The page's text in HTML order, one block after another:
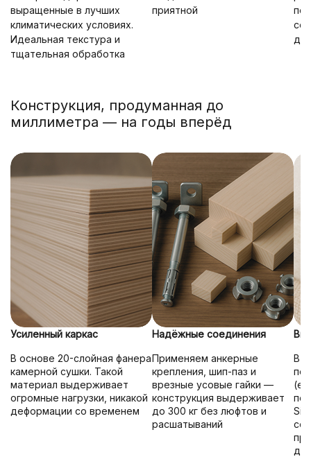
выращенные в лучших
климатических условиях.
Идеальная текстура и
тщательная обработка
приятной
Конструкция, продуманная до
миллиметра — на годы вперёд
Усиленный каркас
В основе 20-слойная фанера
камерной сушки. Такой
материал выдерживает
огромные нагрузки, никакой
деформации со временем
Надёжные соединения
Применяем анкерные
крепления, шип-паз и
врезные усовые гайки —
конструкция выдерживает
до 300 кг без люфтов и
расшатываний
В